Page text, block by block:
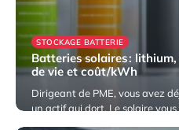
STOCKAGE BATTERIE
Batteries solaires :
de vie et coût/kWh
Dirigeant de PME, vous avez
un actif qui dort. Le solaire